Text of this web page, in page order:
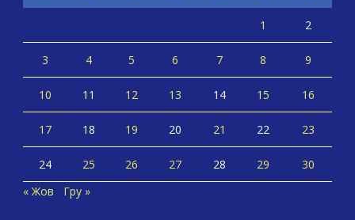
1 2
3 4 5 6 7 8 9
10 11 12 13 14 15 16
17 18 19 20 21 22 23
24 25 26 27 28 29
30
« Жов
Гру »